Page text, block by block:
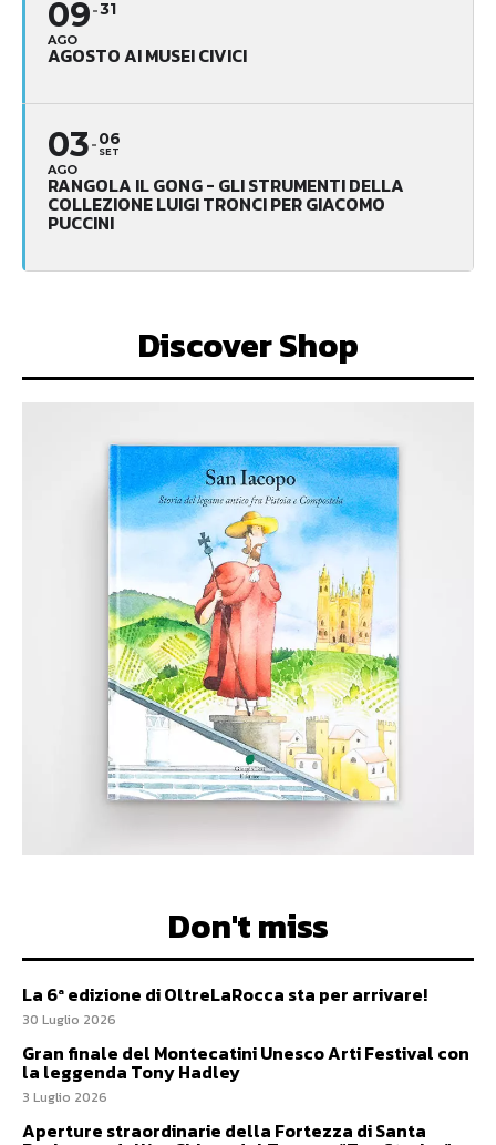
09
AGO
31
AGOSTO AI MUSEI CIVICI
03
AGO
06
SET
RANGOLA IL GONG - GLI STRUMENTI DELLA
COLLEZIONE LUIGI TRONCI PER GIACOMO
PUCCINI
Discover Shop
Don't miss
La 6ª edizione di OltreLaRocca sta per arrivare!
30 Luglio 2026
Gran finale del Montecatini Unesco Arti Festival con
la leggenda Tony Hadley
3 Luglio 2026
Aperture straordinarie della Fortezza di Santa